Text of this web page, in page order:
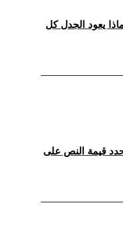
يعود الجدل كل
قيمة النص على